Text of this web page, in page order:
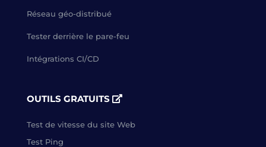
Réseau géo-distribué
Tester derrière le pare-feu
Intégrations CI/CD
OUTILS GRATUITS
Test de vitesse du site Web
Test Ping